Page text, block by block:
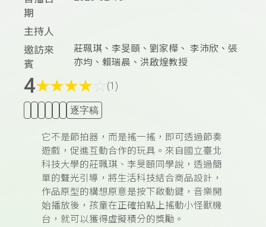
期
主持人
邀訪來
賓
莊珮琪、李旻頤、劉家樺、 李沛欣、張
亦均、賴瑞晨、洪啟煌教授
4★★★★ (1)
逐字稿
它不是節拍器，而是搖一搖，即可透過節奏
遊戲，促進互動合作的玩具。來自國立臺北
科技大學的莊珮琪、李旻頤同學說，透過簡
單的聲光引導，將生活科技結合商品設計，
作品原型的構想原意是按下啟動鍵，音樂開
始播放後，孩童在正確拍點上搖動小怪獸機
台，就可以獲得虛擬積分的獎勵。